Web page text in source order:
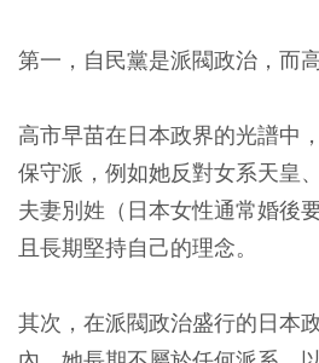
第一，自民黨是派閥政治，而
高市早苗在日本政界的光譜中
保守派，例如她反對女系天皇
夫妻別姓（日本女性通常婚後
且長期堅持自己的理念。
其次，在派閥政治盛行的日本